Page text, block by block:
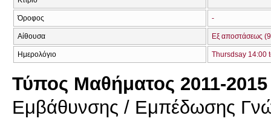
Όροφος -
Αίθουσα Εξ αποστάσεως
Ημερολόγιο Thursdsay 14:00
Τύπος Μαθήματος 2011-2015
Εμβάθυνσης / Εμπέδωσης